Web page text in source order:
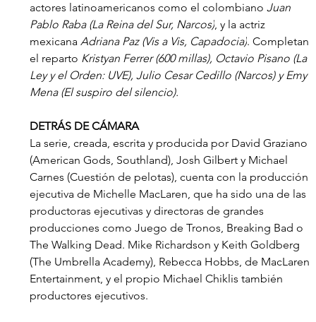
actores latinoamericanos como el colombiano Juan
Pablo Raba (La Reina del Sur, Narcos), y la actriz
mexicana Adriana Paz (Vis a Vis, Capadocia). Completan
el reparto Kristyan Ferrer (600 millas), Octavio Pisano (La
Ley y el Orden: UVE), Julio Cesar Cedillo (Narcos) y Emy
Mena (El suspiro del silencio).
DETRÁS DE CÁMARA
La serie, creada, escrita y producida por David Graziano
(American Gods, Southland), Josh Gilbert y Michael
Carnes (Cuestión de pelotas), cuenta con la producción
ejecutiva de Michelle MacLaren, que ha sido una de las
productoras ejecutivas y directoras de grandes
producciones como Juego de Tronos, Breaking Bad o
The Walking Dead. Mike Richardson y Keith Goldberg
(The Umbrella Academy), Rebecca Hobbs, de MacLaren
Entertainment, y el propio Michael Chiklis también
productores ejecutivos.